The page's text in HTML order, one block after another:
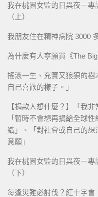
我在桃園女監的日與夜－
（上）
我朋友住在精神病院 3000
為什麼有人寧願買《The
搖滾一生、充實又狼狽的
自己喜歡的樣子。」
【捐款人想什麼？】「我
「暫時不會想再捐給全球
織」、「對社會或自己的
意願」
我在桃園女監的日與夜－
（下）
每逢災難必討伐？紅十字會